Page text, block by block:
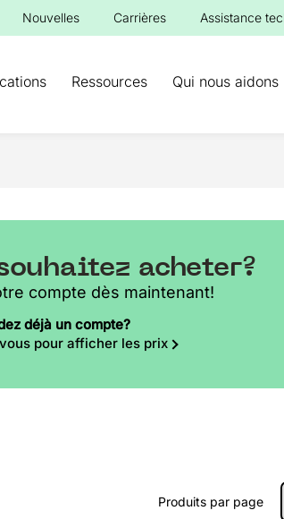
Nouvelles Carrières Assistance
Ressources Qui nous aidons
acheter?
compte dès maintenant!
déjà un compte?
pour afficher les prix
Produits par page